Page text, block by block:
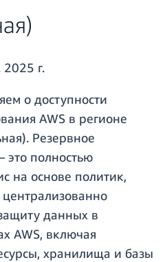
2025 г.
о доступности
AWS в регионе
Резервное
это полностью
на основе политик,
данных в
AWS, включая
хранилища и базы